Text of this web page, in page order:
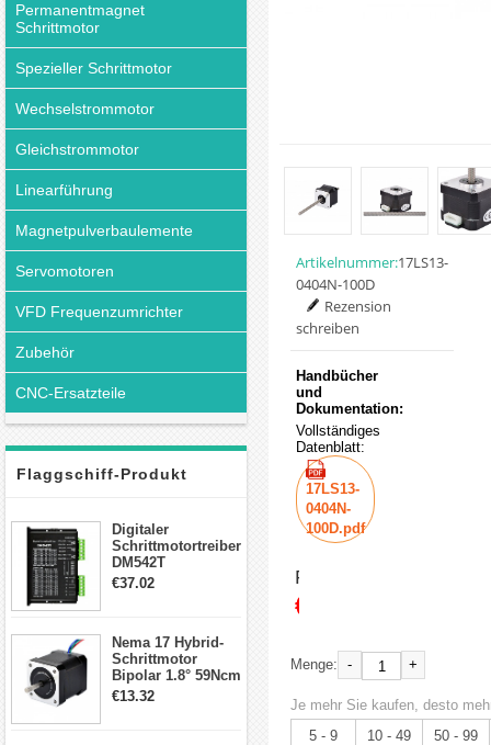
Permanentmagnet
Schrittmotor
Spezieller Schrittmotor
Wechselstrommotor
Gleichstrommotor
Linearführung
Magnetpulverbaulemente
Servomotoren
VFD Frequenzumrichter
Zubehör
CNC-Ersatzteile
Flaggschiff-Produkt
Digitaler
Schrittmotortreiber
DM542T
Schrittmotor
Schrittmotor
€37.02
Nema 17 Hybrid-
Schrittmotor
Bipolar 1.8° 59Ncm
2A 4 Drähte mit 1m
€13.32
Artikelnummer:17LS13-
0404N-100D
Rezension
schreiben
Handbücher
und
Dokumentation:
Vollständiges
Datenblatt:
17LS13-
0404N-
100D.pdf
Preis:
€32.09
Menge: - +
Je mehr Sie kaufen, desto
5 - 9
10 - 49 50 - 99